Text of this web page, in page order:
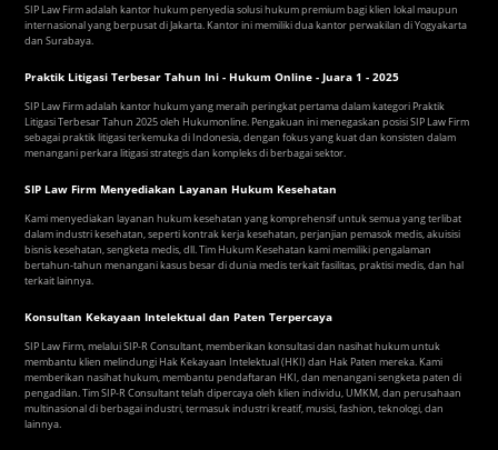
SIP Law Firm adalah kantor hukum penyedia solusi hukum premium bagi klien lokal maupun
internasional yang berpusat di Jakarta. Kantor ini memiliki dua kantor perwakilan di Yogyakarta
dan Surabaya.
Praktik Litigasi Terbesar Tahun Ini - Hukum Online - Juara 1 - 2025
SIP Law Firm adalah kantor hukum yang meraih peringkat pertama dalam kategori Praktik
Litigasi Terbesar Tahun 2025 oleh Hukumonline. Pengakuan ini menegaskan posisi SIP Law Firm
sebagai praktik litigasi terkemuka di Indonesia, dengan fokus yang kuat dan konsisten dalam
menangani perkara litigasi strategis dan kompleks di berbagai sektor.
SIP Law Firm Menyediakan Layanan Hukum Kesehatan
Kami menyediakan layanan hukum kesehatan yang komprehensif untuk semua yang terlibat
dalam industri kesehatan, seperti kontrak kerja kesehatan, perjanjian pemasok medis, akuisisi
bisnis kesehatan, sengketa medis, dll. Tim Hukum Kesehatan kami memiliki pengalaman
bertahun-tahun menangani kasus besar di dunia medis terkait fasilitas, praktisi medis, dan hal
terkait lainnya.
Konsultan Kekayaan Intelektual dan Paten Terpercaya
SIP Law Firm, melalui SIP-R Consultant, memberikan konsultasi dan nasihat hukum untuk
membantu klien melindungi Hak Kekayaan Intelektual (HKI) dan Hak Paten mereka. Kami
memberikan nasihat hukum, membantu pendaftaran HKI, dan menangani sengketa paten di
pengadilan. Tim SIP-R Consultant telah dipercaya oleh klien individu, UMKM, dan perusahaan
multinasional di berbagai industri, termasuk industri kreatif, musisi, fashion, teknologi, dan
lainnya.